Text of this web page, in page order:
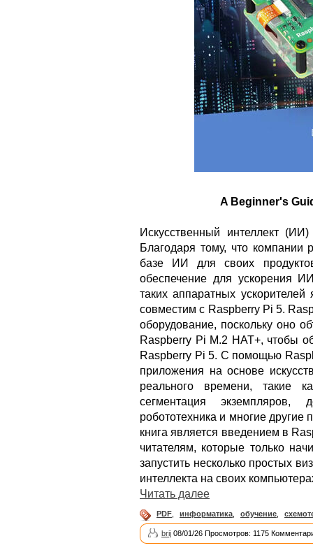
A Beginner's
Искусственный интеллект
Благодаря тому, что компании
базе ИИ для своих
обеспечение для ускорения
таких аппаратных
совместим с Raspberry Pi 5.
оборудование, поскольку оно
Raspberry Pi M.2 HAT+, чтобы
Raspberry Pi 5. С помощью
приложения на основе
реального времени, такие
сегментация экземпляров,
робототехника и многие
книга является введением в
читателям, которые только
запустить несколько простых
интеллекта на своих
Читать далее
PDF, информатика, обучение,
brij 08/01/26 Просмотров: 1175